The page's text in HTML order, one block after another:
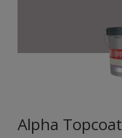
Alpha Topcoat